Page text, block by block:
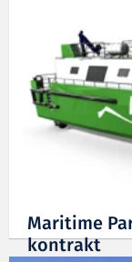
Maritime
kontrakt